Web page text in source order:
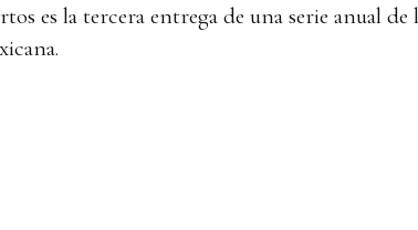
es la tercera entrega de una serie anual de